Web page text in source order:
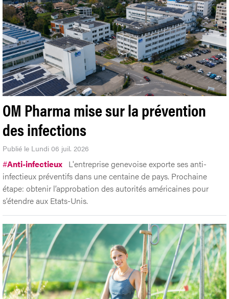
OM Pharma mise sur la prévention
des infections
Publié le Lundi 06 juil. 2026
#Anti-infectieux L'entreprise genevoise exporte ses anti-
infectieux préventifs dans une centaine de pays. Prochaine
étape: obtenir l’approbation des autorités américaines pour
s’étendre aux Etats-Unis.